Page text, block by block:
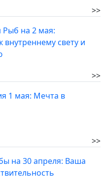
>>
Рыб на 2 мая:
внутреннему свету и
>>
1 мая: Мечта в
>>
на 30 апреля: Ваша